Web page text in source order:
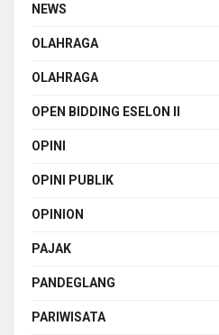
NEWS
OLAHRAGA
OLAHRAGA
OPEN BIDDING ESELON II
OPINI
OPINI PUBLIK
OPINION
PAJAK
PANDEGLANG
PARIWISATA